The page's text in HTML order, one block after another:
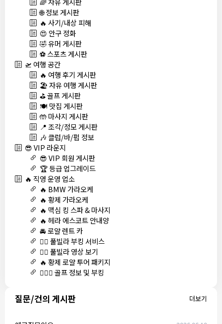
🌐 정보 게시판
🔥 사기/내상 피해
😍 안구 정화
🤣 유머 게시판
⚽ 스포츠 게시판
🛫 여행 공간
🔥 여행 후기 게시판
🏖️ 자유 여행 게시판
⛳ 골프 게시판
🍽️ 맛집 게시판
🤲 마사지 게시판
📍 조각/정모 게시판
🎶 클럽/바/펍 정보
😎 VIP 라운지
😎 VIP 회원 게시판
🏆 등급 업그레이드
🔥 직영 운영 업소
🔥 BMW 가라오케
🔥 황제 가라오케
🔥 맥심 킹 스파 & 마사지
🔥 헤라 에스코트 안내양
🚘 로얄 렌트 카
🏊‍♀️ 풀빌라 부킹 서비스
🏊‍♀️ 풀빌라 영상 보기
🔥 황제 로얄 투어 패키지
🏌🏻‍♂️ 골프 정보 및 부킹
질문/건의 게시판 더보기